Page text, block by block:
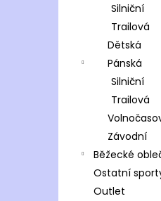
Silniční
Trailová
Dětská
Pánská
Silniční
Trailová
Závodní
Běžecké
Ostatní
Outlet